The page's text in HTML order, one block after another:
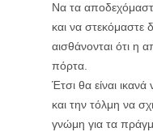
Να τα
και να στεκόμαστε
αισθάνονται ότι η
πόρτα.
Έτσι θα είναι
και την τόλμη να
γνώμη για τα